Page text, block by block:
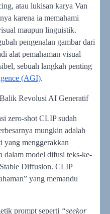
atau lukisan karya Van
karena ia memahami
maupun linguistik.
pengenalan gambar dari
alat pemahaman visual
sebuah langkah penting
(AGI).
Revolusi AI Generatif
zero-shot CLIP sudah
mungkin adalah
yang menggerakkan
dalam model difusi teks-ke-
Diffusion. CLIP
yang memandu
prompt seperti “seekor